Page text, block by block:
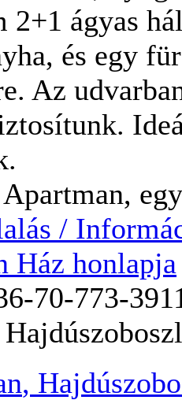
2+1 ágyas
és egy
Az
/
Ház honlapja
70-773-
,